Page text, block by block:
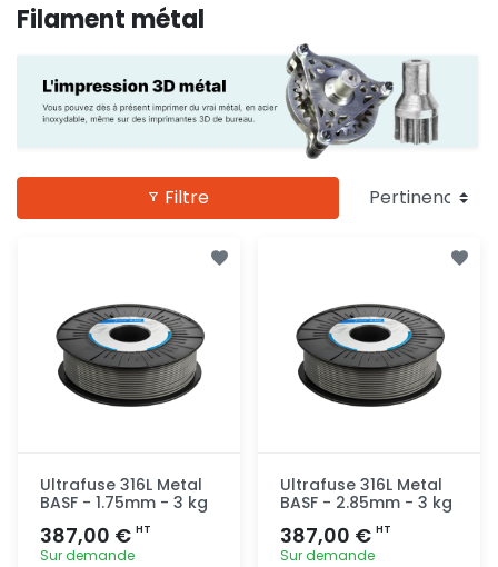
Filament métal
Filtre
Ultrafuse 316L Metal
BASF - 1.75mm - 3 kg
387,00 € HT
Sur demande
Ultrafuse 316L Metal
BASF - 2.85mm - 3 kg
387,00 € HT
Sur demande